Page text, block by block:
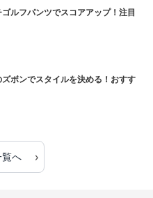
ルフパンツでスコアアップ！注目
ボンでスタイルを決める！おすす
へ ›